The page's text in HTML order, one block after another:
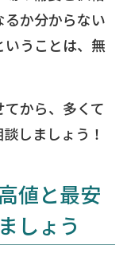
か分からない
うことは、無
から、多くて
しましょう！
値と最安
しょう